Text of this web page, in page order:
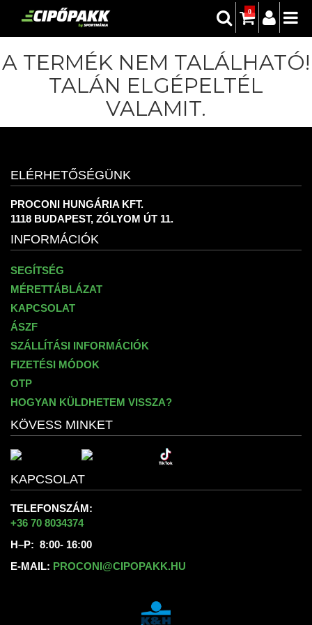
0
A TERMÉK NEM TALÁLHATÓ!
TALÁN ELGÉPELTÉL
VALAMIT.
ELÉRHETŐSÉGÜNK
PROCONI HUNGÁRIA KFT.
1118 BUDAPEST, ZÓLYOM ÚT 11.
INFORMÁCIÓK
SEGÍTSÉG
MÉRETTÁBLÁZAT
KAPCSOLAT
ÁSZF
SZÁLLÍTÁSI INFORMÁCIÓK
FIZETÉSI MÓDOK
OTP
HOGYAN KÜLDHETEM VISSZA?
KÖVESS MINKET
KAPCSOLAT
TELEFONSZÁM:
+36 70 8034374
H–P: 8:00- 16:00
E-MAIL: PROCONI@CIPOPAKK.HU